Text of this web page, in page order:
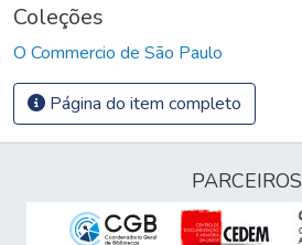
Coleções
O Commercio de São Paulo
Página do item completo
PARCEIROS